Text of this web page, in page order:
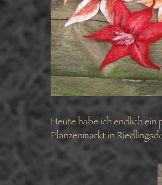
Heute habe ich endlich ein
Planzenmarkt in